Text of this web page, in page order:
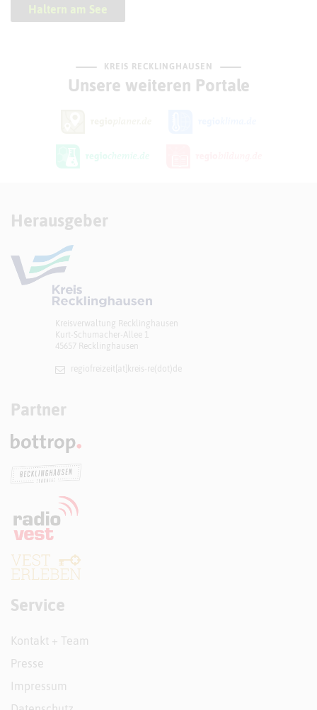
Haltern am See
KREIS RECKLINGHAUSEN
Unsere weiteren Portale
Herausgeber
Kreisverwaltung Recklinghausen
Kurt-Schumacher-Allee 1
45657 Recklinghausen
regiofreizeit[at]​kreis-re(dot)de
Partner
Service
Kontakt + Team
Presse
Impressum